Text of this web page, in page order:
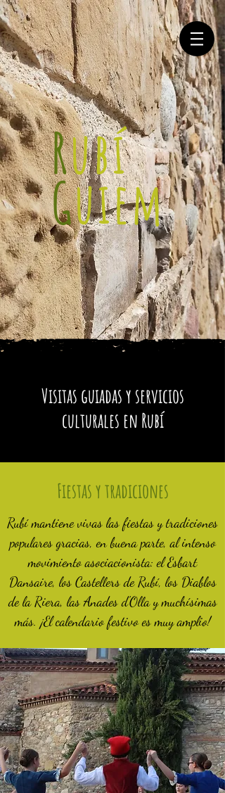
Rubí
Guiem
Visitas guiadas y servicios
culturales en Rubí
Fiestas y tradiciones
Rubí mantiene vivas las fiestas y tradiciones
populares gracias, en buena parte, al intenso
movimiento asociacionista: el Esbart
Dansaire, los Castellers de Rubí, los Diablos
de la Riera, las Anades d'Olla y muchísimas
más. ¡El calendario festivo es muy amplio!